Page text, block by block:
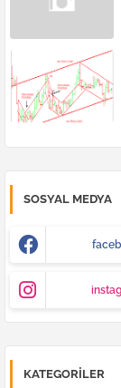
SOSYAL MEDYA
KATEGORILER